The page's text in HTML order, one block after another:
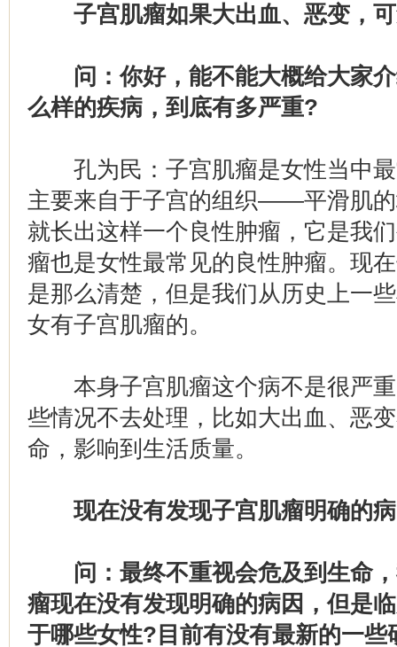
子宫肌瘤如果大出血、恶变，
问：你好，能不能大概给大家
么样的疾病，到底有多严重?
孔为民：子宫肌瘤是女性当中最
主要来自于子宫的组织——平滑肌
就长出这样一个良性肿瘤，它是我
瘤也是女性最常见的良性肿瘤。现
是那么清楚，但是我们从历史上一
女有子宫肌瘤的。
本身子宫肌瘤这个病不是很严重
些情况不去处理，比如大出血、恶
命，影响到生活质量。
现在没有发现子宫肌瘤明确的
问：最终不重视会危及到生命
瘤现在没有发现明确的病因，但是
于哪些女性?目前有没有最新的一